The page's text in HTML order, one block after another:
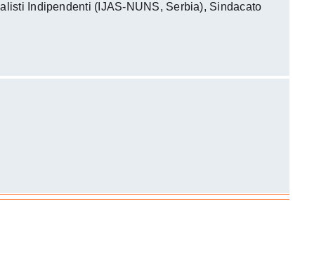
Indipendenti (IJAS-NUNS, Serbia), Sindacato